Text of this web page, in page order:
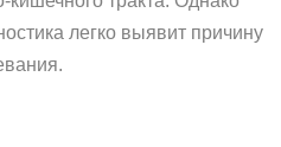
легко выявит причину